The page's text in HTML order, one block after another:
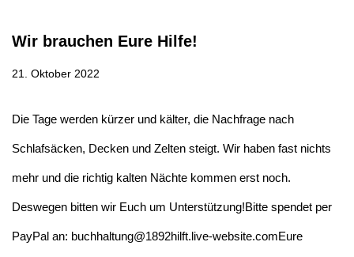
Wir brauchen Eure Hilfe!
21. Oktober 2022
Die Tage werden kürzer und kälter, die Nachfrage nach
Schlafsäcken, Decken und Zelten steigt. Wir haben fast nichts
mehr und die richtig kalten Nächte kommen erst noch.
Deswegen bitten wir Euch um Unterstützung!Bitte spendet per
PayPal an: buchhaltung@1892hilft.live-website.comEure